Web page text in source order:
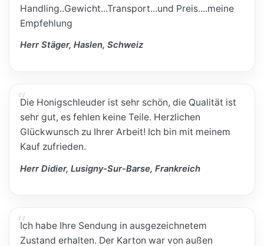
Handling..Gewicht...Transport...und Preis....meine
Empfehlung
Herr Stäger, Haslen, Schweiz
Die Honigschleuder ist sehr schön, die Qualität ist
sehr gut, es fehlen keine Teile. Herzlichen
Glückwunsch zu Ihrer Arbeit! Ich bin mit meinem
Kauf zufrieden.
Herr Didier, Lusigny-Sur-Barse, Frankreich
Ich habe Ihre Sendung in ausgezeichnetem
Zustand erhalten. Der Karton war von außen